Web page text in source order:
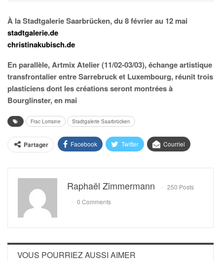
À la Stadtgalerie Saarbrücken, du 8 février au 12 mai
stadtgalerie.de
christinakubisch.de
En parallèle, Artmix Atelier (11/02-03/03), échange artistique
transfrontalier entre Sarrebruck et Luxembourg, réunit trois
plasticiens dont les créations seront montrées à
Bourglinster, en mai
Frac Lorraine Stadtgalerie Saarbrücken
Partager Facebook Twitter Courriel
Raphaël Zimmermann
250 Posts
0 Comments
VOUS POURRIEZ AUSSI AIMER